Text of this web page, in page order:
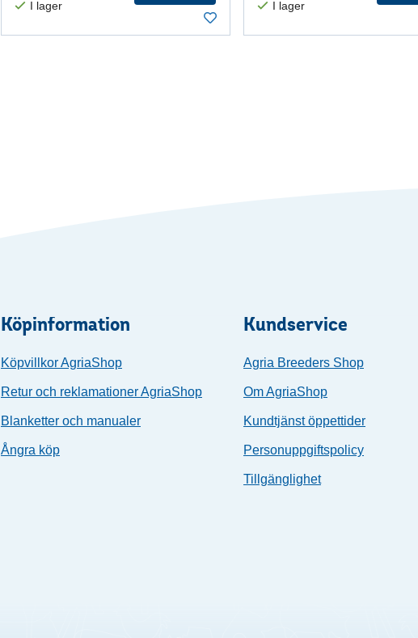
Köpinformation
Köpvillkor AgriaShop
Retur och reklamationer AgriaShop
Blanketter och manualer
Ångra köp
Kundservice
Agria Breeders Shop
Om AgriaShop
Kundtjänst öppettider
Personuppgiftspolicy
Tillgänglighet